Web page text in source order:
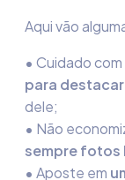
Aqui vão
• Cuidado
para
dele;
• Não
sempre fotos
• Aposte em